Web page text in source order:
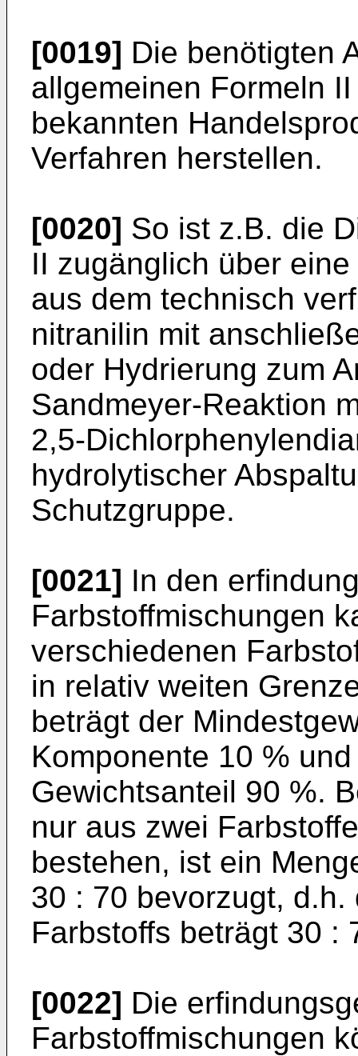
[0019] Die benötigten
allgemeinen Formeln
bekannten
Verfahren herstellen.
[0020] So ist z.B. die
II zugänglich über
aus dem technisch
nitranilin mit
oder Hydrierung zum
Sandmeyer-Reaktion
2,5-
hydrolytischer
Schutzgruppe.
[0021] In den
Farbstoffmischungen
verschiedenen
in relativ weiten
beträgt der
Komponente 10 %
Gewichtsanteil 90 %.
nur aus zwei
bestehen, ist ein
30 : 70 bevorzugt,
Farbstoffs beträgt 30 :
[0022] Die
Farbstoffmischungen